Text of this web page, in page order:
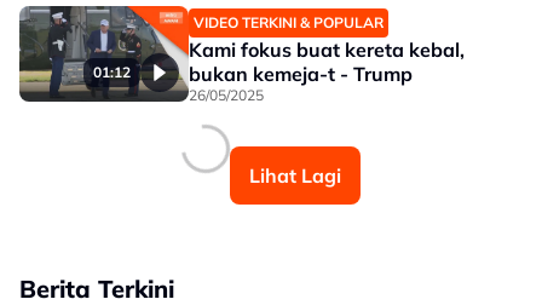
01:12
VIDEO TERKINI & POPULAR
Kami fokus buat kereta kebal,
bukan kemeja-t - Trump
26/05/2025
Lihat Lagi
Berita Terkini